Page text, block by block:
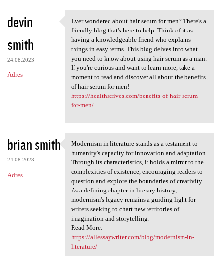
devin
smith
24.08.2023
Adres
Ever wondered about hair
Ever wondered about hair serum for men? There's a
friendly blog that's here to help. Think of it as
having a knowledgeable friend who explains
things in easy terms. This blog delves into what
you need to know about using hair serum as a man.
If you're curious and want to learn more, take a
moment to read and discover all about the benefits
of hair serum for men!
https://healthstrives.com/benefits-of-hair-serum-
for-men/
brian smith
24.08.2023
Adres
Modernism in literature
Modernism in literature stands as a testament to
humanity's capacity for innovation and adaptation.
Through its characteristics, it holds a mirror to the
complexities of existence, encouraging readers to
question and explore the boundaries of creativity.
As a defining chapter in literary history,
modernism's legacy remains a guiding light for
writers seeking to chart new territories of
imagination and storytelling.
Read More:
https://allessaywriter.com/blog/modernism-in-
literature/